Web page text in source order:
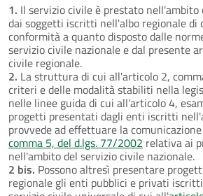
1. Il servizio civile è prestato
dai soggetti iscritti nell'albo regionale di
conformità a quanto disposto dalle
servizio civile nazionale e dal presente
civile regionale.
2. La struttura di cui all'articolo 2,
criteri e delle modalità stabiliti nella
nelle linee guida di cui all'articolo 4,
progetti presentati dagli enti iscritti
provvede ad effettuare la
comma 5, del d.lgs. 77/2002 relativa ai
nell'ambito del servizio civile nazionale.
2 bis. Possono altresì presentare
regionale gli enti pubblici e privati